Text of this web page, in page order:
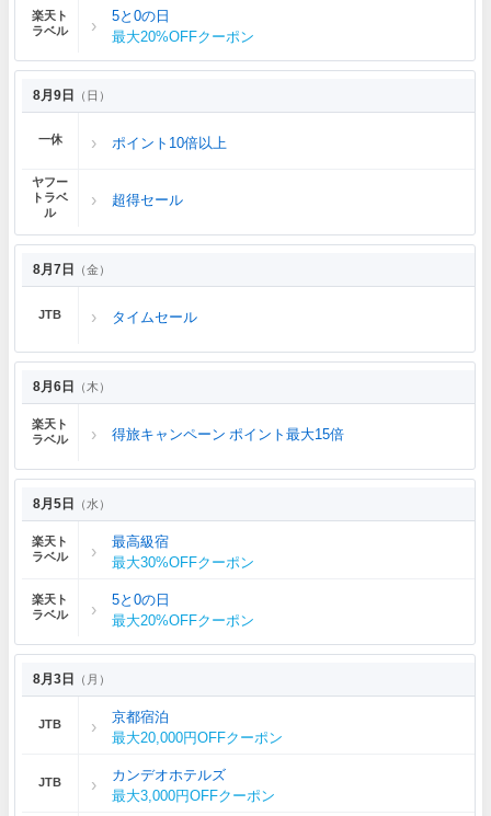
楽天ト
ラベル
5と0の日
最大20%OFFクーポン
8月9日 （日）
一休 ポイント10倍以上
ヤフー
トラベ
ル
超得セール
8月7日 （金）
JTB タイムセール
8月6日 （木）
楽天ト
ラベル
得旅キャンペーン ポイント最大15倍
8月5日 （水）
楽天ト
ラベル
最高級宿
最大30%OFFクーポン
楽天ト
ラベル
5と0の日
最大20%OFFクーポン
8月3日 （月）
JTB
京都宿泊
最大20,000円OFFクーポン
JTB
カンデオホテルズ
最大3,000円OFFクーポン